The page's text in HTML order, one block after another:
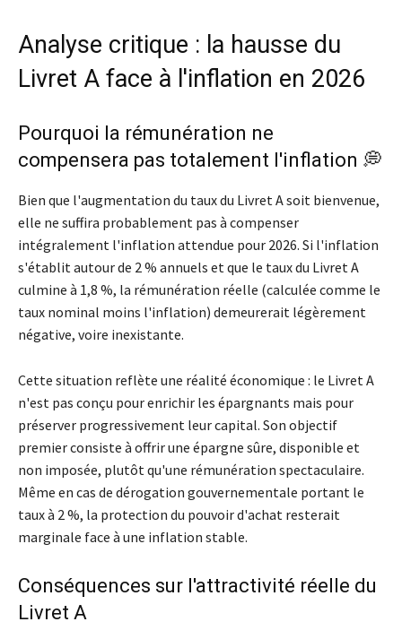
Analyse critique : la hausse du
Livret A face à l'inflation en 2026
Pourquoi la rémunération ne
compensera pas totalement l'inflation 💭
Bien que l'augmentation du taux du Livret A soit bienvenue,
elle ne suffira probablement pas à compenser
intégralement l'inflation attendue pour 2026. Si l'inflation
s'établit autour de 2 % annuels et que le taux du Livret A
culmine à 1,8 %, la rémunération réelle (calculée comme le
taux nominal moins l'inflation) demeurerait légèrement
négative, voire inexistante.
Cette situation reflète une réalité économique : le Livret A
n'est pas conçu pour enrichir les épargnants mais pour
préserver progressivement leur capital. Son objectif
premier consiste à offrir une épargne sûre, disponible et
non imposée, plutôt qu'une rémunération spectaculaire.
Même en cas de dérogation gouvernementale portant le
taux à 2 %, la protection du pouvoir d'achat resterait
marginale face à une inflation stable.
Conséquences sur l'attractivité réelle du
Livret A